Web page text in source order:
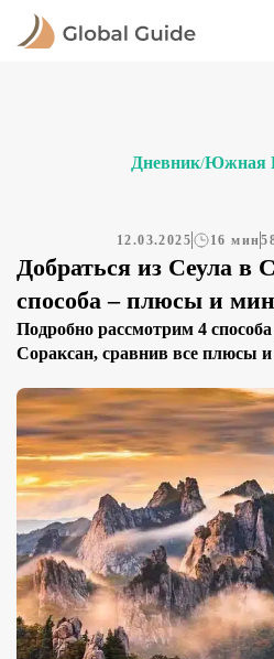
Дневник/Южная
12.03.2025 16 мин
Добраться из Сеула в
способа – плюсы и
Подробно рассмотрим 4
Сораксан, сравнив все плюсы
возможностях участия в
турах, вариантах с такси, а
путешествия на личном или
Мы расскажем, как правильно
зависимости от вашего